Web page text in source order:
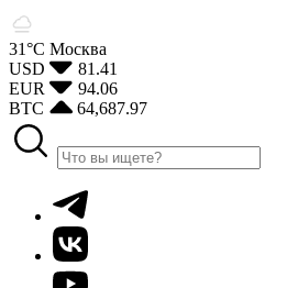
31°С Москва
USD
81.41
EUR
94.06
BTC
64,687.97